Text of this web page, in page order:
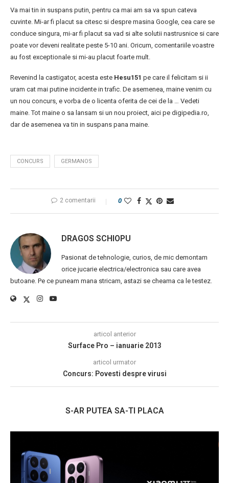
Va mai tin in suspans putin, pentru ca mai am sa va spun cateva
cuvinte. Mi-ar fi placut sa citesc si despre masina Google, cea care se
conduce singura, mi-ar fi placut sa vad si alte solutii nastrusnice si care
poate vor deveni realitate peste 5-10 ani. Oricum, comentariile voastre
au fost exceptionale si mi-au placut foarte mult.
Revenind la castigator, acesta este Hesu151 pe care il felicitam si ii
uram cat mai putine incidente in trafic. De asemenea, maine venim cu
un nou concurs, e vorba de o licenta oferita de cei de la … Vedeti
maine. Tot maine o sa lansam si un nou proiect, aici pe digipedia.ro,
dar de asemenea va tin in suspans pana maine.
CONCURS GERMANOS
2 comentarii 0
DRAGOS SCHIOPU
Pasionat de tehnologie, curios, de mic demontam
orice jucarie electrica/electronica sau care avea
butoane. Pe ce puneam mana stricam, astazi se cheama ca le testez.
articol anterior
Surface Pro – ianuarie 2013
articol urmator
Concurs: Povesti despre virusi
S-AR PUTEA SA-TI PLACA